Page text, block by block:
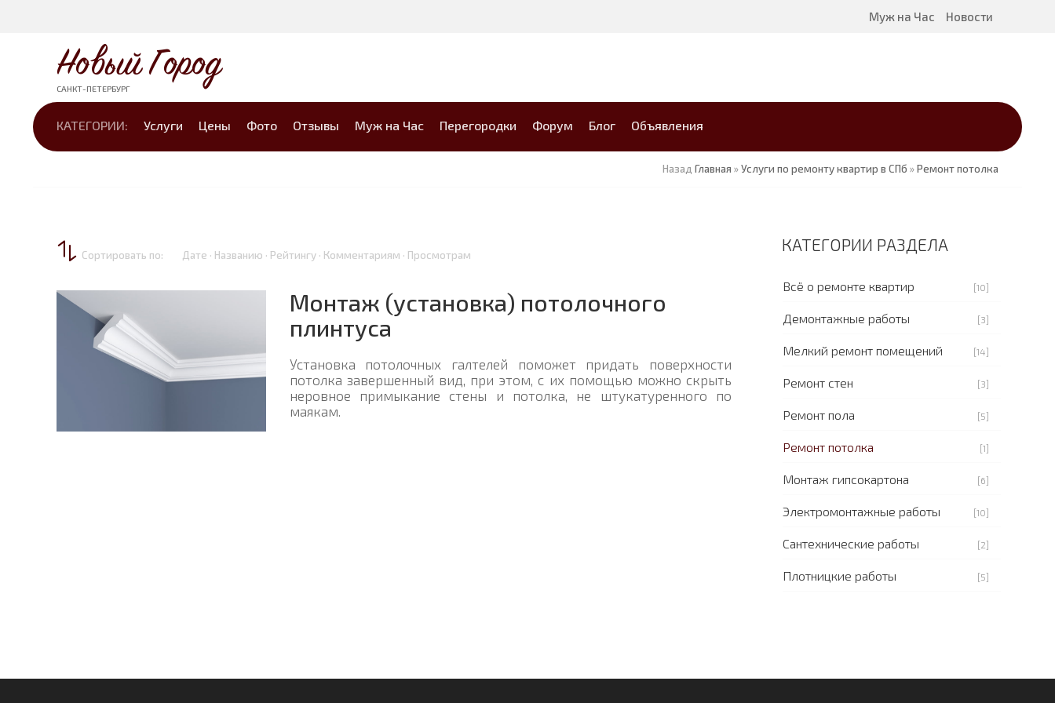
Муж на Час Новости
Новый Город
САНКТ-ПЕТЕРБУРГ
КАТЕГОРИИ: Услуги Цены Фото Отзывы Муж на Час Перегородки Форум Блог Объявления
Назад Главная »Услуги по ремонту квартир в СПб »Ремонт потолка
Сортировать по: Дате · Названию · Рейтингу · Комментариям · Просмотрам
Монтаж (установка) потолочного
плинтуса
Установка потолочных галтелей поможет придать поверхности
потолка завершенный вид, при этом, с их помощью можно скрыть
неровное примыкание стены и потолка, не штукатуренного по
маякам.
КАТЕГОРИИ РАЗДЕЛА
Всё о ремонте квартир [10]
Демонтажные работы [3]
Мелкий ремонт помещений [14]
Ремонт стен [3]
Ремонт пола [5]
Ремонт потолка [1]
Монтаж гипсокартона [6]
Электромонтажные работы [10]
Сантехнические работы [2]
Плотницкие работы [5]